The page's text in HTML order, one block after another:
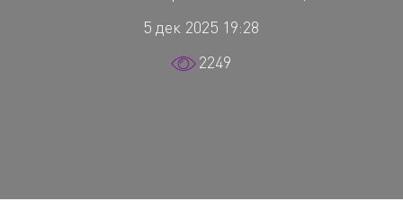
5 дек 2025 19:28
2249